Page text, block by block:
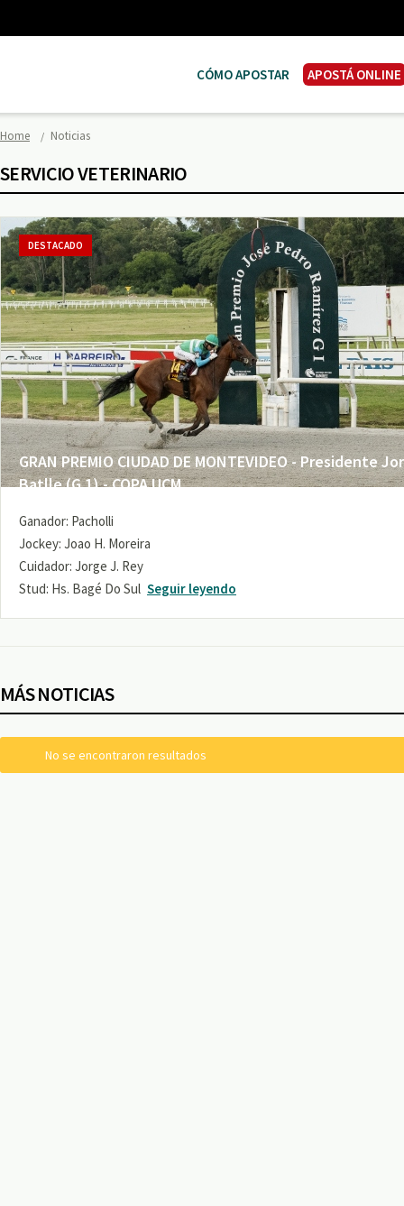
CÓMO APOSTAR APOSTÁ ONLINE
Home Noticias
SERVICIO VETERINARIO
GRAN PREMIO CIUDAD DE MONTEVIDEO - Presidente
Batlle (G 1) - COPA UCM
DESTACADO
Ganador: Pacholli
Jockey: Joao H. Moreira
Cuidador: Jorge J. Rey
Stud: Hs. Bagé Do Sul Seguir leyendo
MÁS NOTICIAS
No se encontraron resultados